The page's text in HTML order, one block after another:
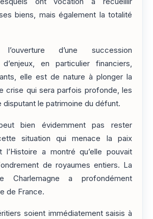
biens, mais également la totalité
d’une succession
d’enjeux, en particulier financiers,
elle est de nature à plonger la
crise qui sera parfois profonde, les
le patrimoine du défunt.
bien évidemment pas rester
situation qui menace la paix
a montré qu’elle pouvait
de royaumes entiers. La
Charlemagne a profondément
de France.
soient immédiatement saisis à